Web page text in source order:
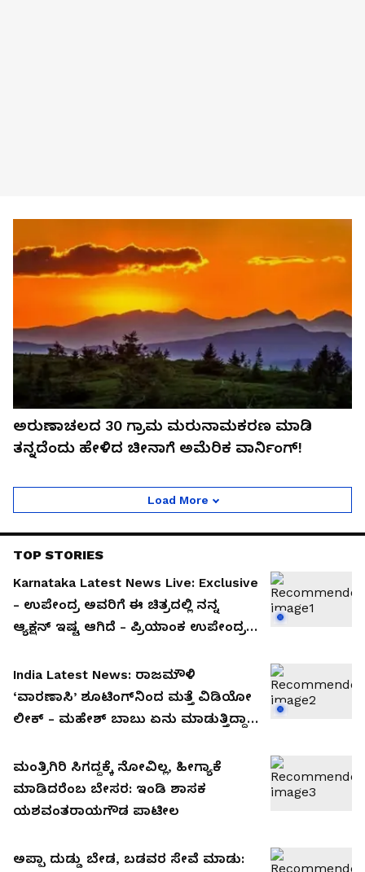
ಅರುಣಾಚಲದ 30 ಗ್ರಾಮ ಮರುನಾಮಕರಣ ಮಾಡಿ
ತನ್ನದೆಂದು ಹೇಳಿದ ಚೀನಾಗೆ ಅಮೆರಿಕ ವಾರ್ನಿಂಗ್!
Load More
TOP STORIES
Karnataka Latest News Live: Exclusive
- ಉಪೇಂದ್ರ ಅವರಿಗೆ ಈ ಚಿತ್ರದಲ್ಲಿ ನನ್ನ
ಆ್ಯಕ್ಷನ್‌ ಇಷ್ಟ ಆಗಿದೆ - ಪ್ರಿಯಾಂಕ ಉಪೇಂದ್ರ
India Latest News: ರಾಜಮೌಳಿ
‘ವಾರಣಾಸಿ’ ಶೂಟಿಂಗ್‌ನಿಂದ ಮತ್ತೆ ವಿಡಿಯೋ
ಲೀಕ್ - ಮಹೇಶ್ ಬಾಬು ಏನು ಮಾಡುತ್ತಿದ್ದಾರೆ
ಮಂತ್ರಿಗಿರಿ ಸಿಗದ್ದಕ್ಕೆ ನೋವಿಲ್ಲ, ಹೀಗ್ಯಾಕೆ
ಮಾಡಿದರೆಂಬ ಬೇಸರ: ಇಂಡಿ ಶಾಸಕ
ಯಶವಂತರಾಯಗೌಡ ಪಾಟೀಲ
ಅಪ್ಪಾ ದುಡ್ಡು ಬೇಡ, ಬಡವರ ಸೇವೆ ಮಾಡು: